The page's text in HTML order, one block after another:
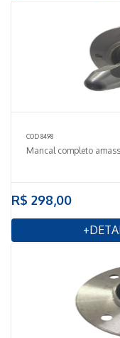
COD 8498
Mancal completo
R$ 298,00